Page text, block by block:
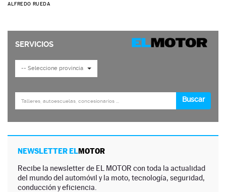
ALFREDO RUEDA
NEWSLETTER ELMOTOR
Recibe la newsletter de EL MOTOR con toda la actualidad
del mundo del automóvil y la moto, tecnología, seguridad,
conducción y eficiencia.